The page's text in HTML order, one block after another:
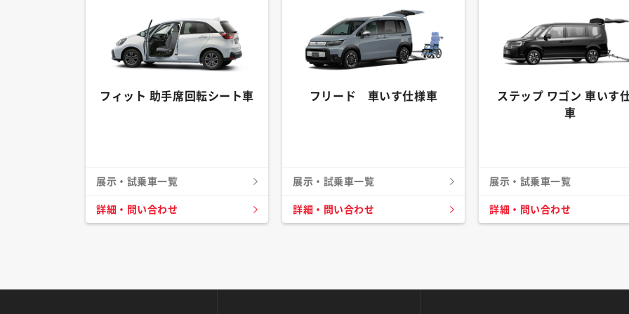
フィット 助手席回転シート車
展示・試乗車一覧
詳細・問い合わせ
フリード 車いす仕様車
展示・試乗車一覧
詳細・問い合わせ
ステップ ワゴン 車いす
車
展示・試乗車一覧
詳細・問い合わせ